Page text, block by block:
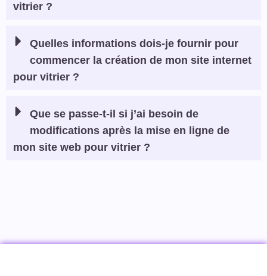
vitrier ?
Quelles informations dois-je fournir pour
commencer la création de mon site internet
pour vitrier ?
Que se passe-t-il si j’ai besoin de
modifications après la mise en ligne de
mon site web pour vitrier ?